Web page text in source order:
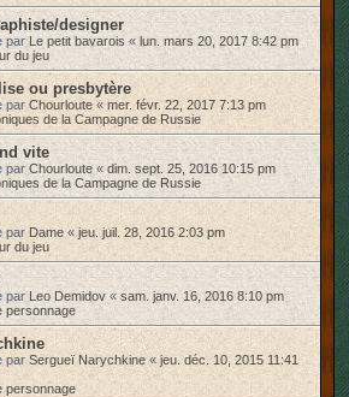
designer
parLe petit bavarois « lun. mars 20, 2017 8:42 pm
du jeu
ou presbytère
par Chourloute « mer. févr. 22, 2017 7:13 pm
de la Campagne de Russie
vite
parChourloute « dim. sept. 25, 2016 10:15 pm
de la Campagne de Russie
par Dame« jeu. juil. 28, 2016 2:03 pm
du jeu
parLeo Demidov « sam. janv. 16, 2016 8:10 pm
personnage
par Sergueï Narychkine« jeu. déc. 10, 2015 11:41
personnage